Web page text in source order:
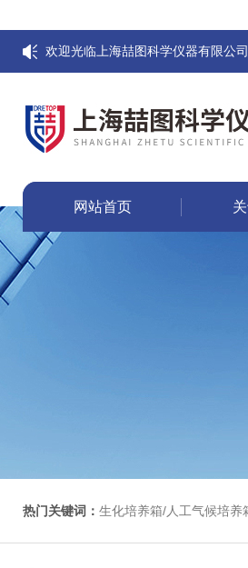
欢迎光临上海喆图科学仪器有限公司
网站首页
热门关键词： 生化培养箱/人工气候培养箱/电热恒温培